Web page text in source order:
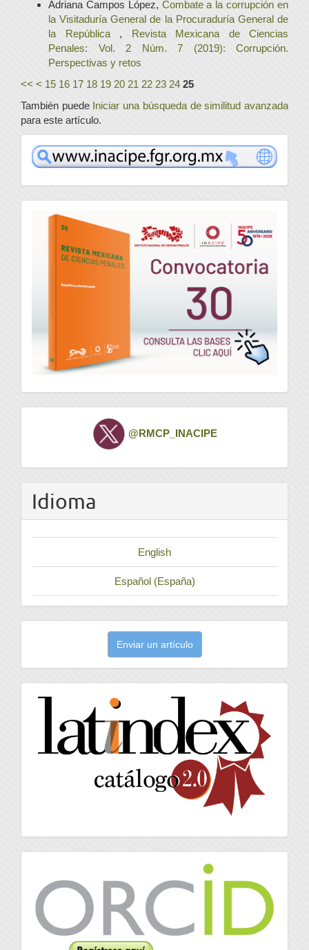
Adriana Campos López, Combate a la corrupción en
la Visitaduría General de la Procuraduría General de
la República , Revista Mexicana de Ciencias
Penales: Vol. 2 Núm. 7 (2019): Corrupción.
Perspectivas y retos
<< < 15 16 17 18 19 20 21 22 23 24 25
También puede Iniciar una búsqueda de similitud avanzada
para este artículo.
www
convocatoria
Twitter @RMCP_INACIPE
Idioma
English
Español (España)
artículo
Enviar un artículo
latindex